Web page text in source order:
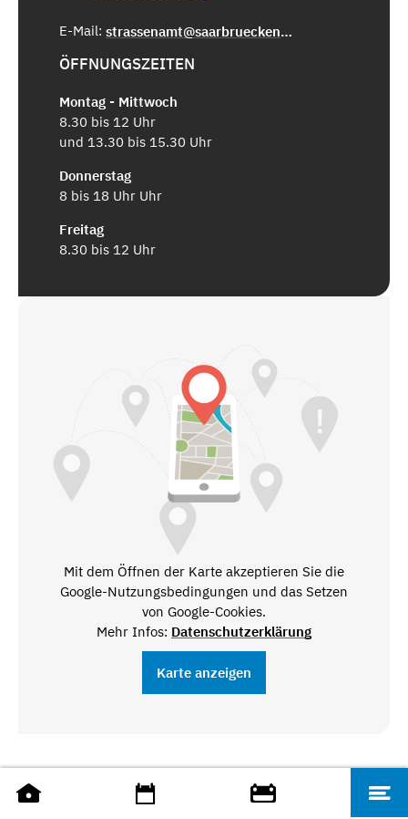
E-Mail: strassenamt@saarbruecken.de
ÖFFNUNGSZEITEN
Montag - Mittwoch
8.30 bis 12 Uhr
und 13.30 bis 15.30 Uhr
Donnerstag
8 bis 18 Uhr Uhr
Freitag
8.30 bis 12 Uhr
Mit dem Öffnen der Karte akzeptieren Sie die
Google-Nutzungsbedingungen und das Setzen
von Google-Cookies.
Mehr Infos: Datenschutzerklärung
Karte anzeigen
Amt für Wirtschaftsförderung und